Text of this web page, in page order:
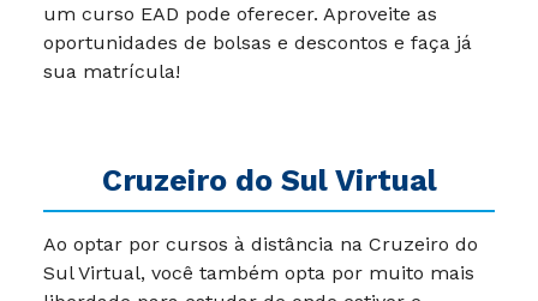
um curso EAD pode oferecer. Aproveite as
oportunidades de bolsas e descontos e faça já
sua matrícula!
Cruzeiro do Sul Virtual
Ao optar por cursos à distância na Cruzeiro do
Sul Virtual, você também opta por muito mais